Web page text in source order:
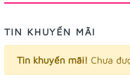
TIN KHUYẾN MÃI
Tin khuyến mãi! Chưa